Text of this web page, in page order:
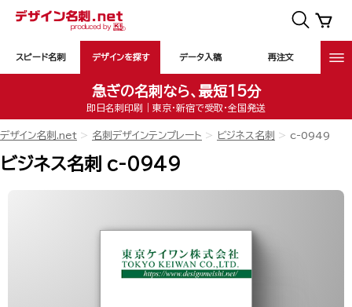
スピード名刺 デザインを探す データ入稿 再注文
急ぎの名刺なら、最短15分
即日名刺印刷｜東京・新宿で受取・全国発送
デザイン名刺.net 名刺デザインテンプレート ビジネス名刺 c-0949
ビジネス名刺 c-0949